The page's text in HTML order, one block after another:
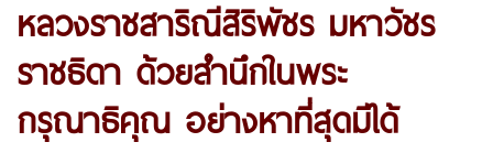
หลวงราชสาริณีสิริพัชร มหาวัชร
ราชธิดา ด้วยสำนึกในพระ
กรุณาธิคุณ อย่างหาที่สุดมิได้